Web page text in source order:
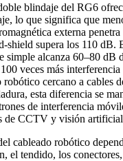
blindaje del RG6
lo que significa que
externa
shield supera los 110 dB.
simple alcanza 60–80 dB
veces más
cercano a cables
esta diferencia se
de interferencia
de CCTV y visión
cableado robótico
el tendido, los